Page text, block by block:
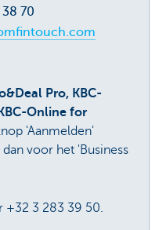
70
Pro, KBC-
Online for
'Aanmelden'
voor het 'Business
+32 3 283 39 50.